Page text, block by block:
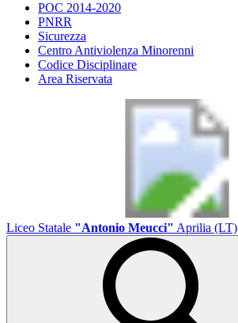
POC 2014-2020
PNRR
Sicurezza
Centro Antiviolenza Minorenni
Codice Disciplinare
Area Riservata
Liceo Statale "Antonio Meucci" Aprilia (LT)